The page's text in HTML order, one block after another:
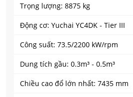
Trọng lượng: 8875 kg
Động cơ: Yuchai YC4DK - Tier III
Công suất: 73.5/2200 kW/rpm
Dung tích gầu: 0.3m³ - 0.5m³
Chiều cao đổ lớn nhất: 7435 mm